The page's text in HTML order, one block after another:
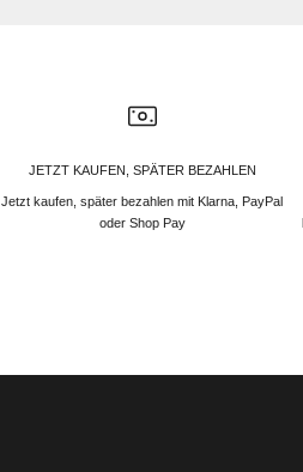
JETZT KAUFEN, SPÄTER BEZAHLEN
Jetzt kaufen, später bezahlen mit Klarna, PayPal
oder Shop Pay